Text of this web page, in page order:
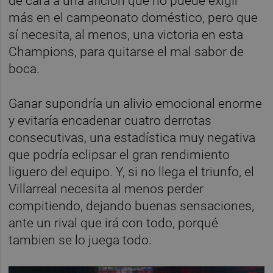
más en el campeonato doméstico, pero que
sí necesita, al menos, una victoria en esta
Champions, para quitarse el mal sabor de
boca.
Ganar supondría un alivio emocional enorme
y evitaría encadenar cuatro derrotas
consecutivas, una estadística muy negativa
que podría eclipsar el gran rendimiento
liguero del equipo. Y, si no llega el triunfo, el
Villarreal necesita al menos perder
compitiendo, dejando buenas sensaciones,
ante un rival que irá con todo, porqué
tambien se lo juega todo.